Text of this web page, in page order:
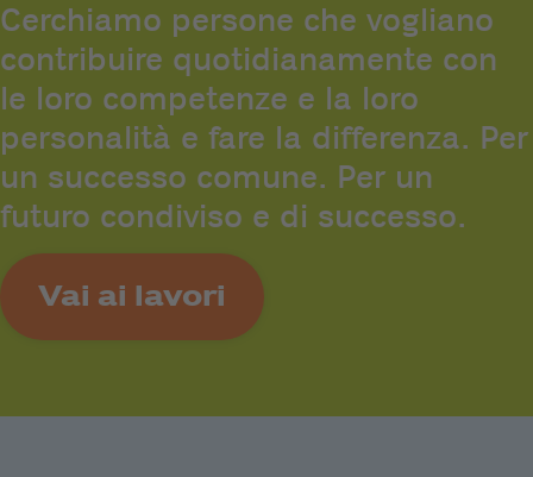
Cerchiamo persone che vogliano
contribuire quotidianamente con
le loro competenze e la loro
personalità e fare la differenza. Per
un successo comune. Per un
futuro condiviso e di successo.
Vai ai lavori